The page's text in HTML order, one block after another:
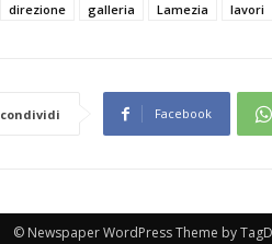
direzione galleria Lamezia lavori
condividi Facebook
© Newspaper WordPress Theme by